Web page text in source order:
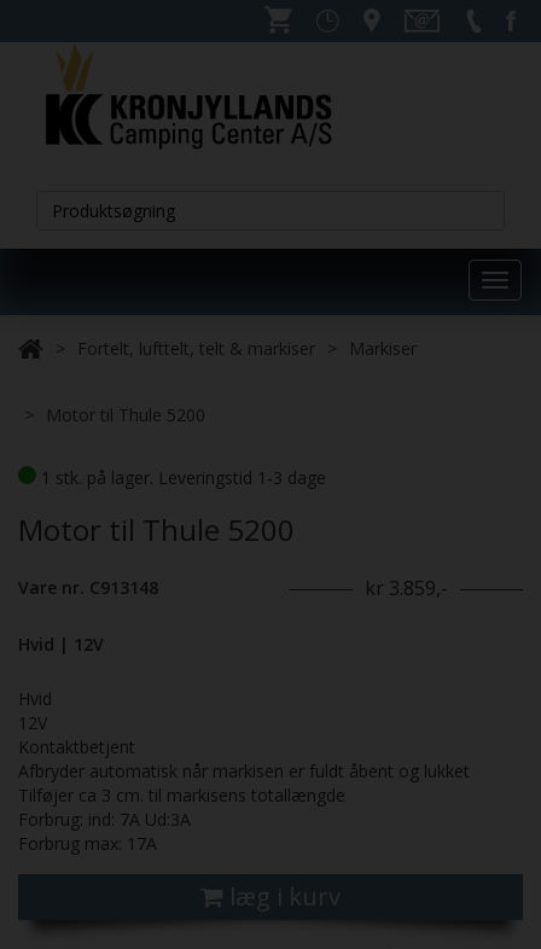
Fortelt, lufttelt, telt & markiser Markiser
Motor til Thule 5200
1 stk. på lager. Leveringstid 1-3 dage
Motor til Thule 5200
Vare nr. C913148 kr 3.859,-
Hvid | 12V
Hvid
12V
Kontaktbetjent
Afbryder automatisk når markisen er fuldt åbent og lukket
Tilføjer ca 3 cm. til markisens totallængde
Forbrug: ind: 7A Ud:3A
Forbrug max: 17A
læg i kurv